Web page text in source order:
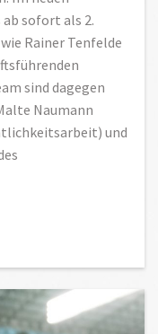
sofort als 2.
Rainer Tenfelde
sind dagegen
Naumann
und